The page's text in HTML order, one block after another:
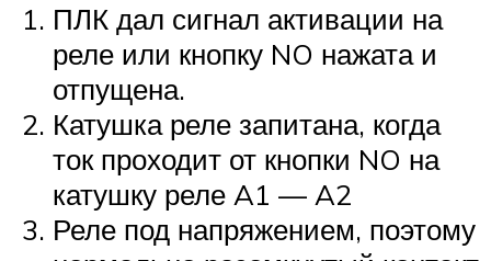
ПЛК дал сигнал активации на
реле или кнопку NO нажата и
отпущена.
Катушка реле запитана, когда
ток проходит от кнопки NO на
катушку реле A1 — A2
Реле под напряжением, поэтому